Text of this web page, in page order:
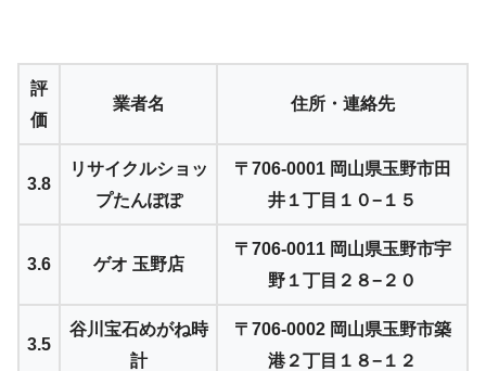
評
価
業者名 住所・連絡先
3.8
リサイクルショッ
プたんぽぽ
〒706-0001 岡山県玉野市田
井１丁目１０−１５
3.6 ゲオ 玉野店
〒706-0011 岡山県玉野市宇
野１丁目２８−２０
3.5
谷川宝石めがね時
計
〒706-0002 岡山県玉野市築
港２丁目１８−１２